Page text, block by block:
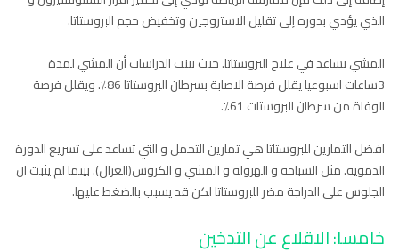
الذي يؤدي بدوره إلى تقليل الاستروجين وتخفيض حجم البروستاتا.
المشي يساعد في علاج البروستاتا. حيث بينت الدراسات أن المشي لمدة
3ساعات اسبوعيا يقلل فرصة الاصابة بسرطان البروستاتا 86٪. ويقلل فرصة
الوفاة من سرطان البروستات 61٪.
افضل التمارين للبروستاتا هي تمارين التحمل و التي تساعد على تسريع الدورة
الدموية. مثل السباحة و الهرولة و المشي و الكروس(الغزال). بينما لم يثبت ان
الجلوس على الدراجة مضر للبروستاتا لكن قد يسبب بالضغط عليها.
خامسا: الاقلاع عن التدخين